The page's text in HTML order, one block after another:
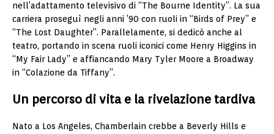
nell’adattamento televisivo di “The Bourne Identity”. La sua
carriera proseguì negli anni ’90 con ruoli in “Birds of Prey” e
“The Lost Daughter”. Parallelamente, si dedicò anche al
teatro, portando in scena ruoli iconici come Henry Higgins in
“My Fair Lady” e affiancando Mary Tyler Moore a Broadway
in “Colazione da Tiffany”.
Un percorso di vita e la rivelazione tardiva
Nato a Los Angeles, Chamberlain crebbe a Beverly Hills e